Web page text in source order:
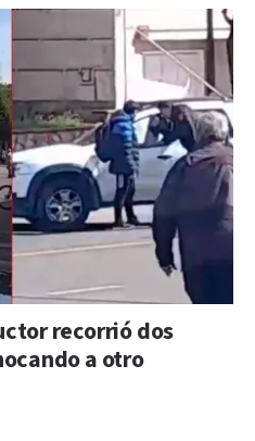
recorrió dos
a otro